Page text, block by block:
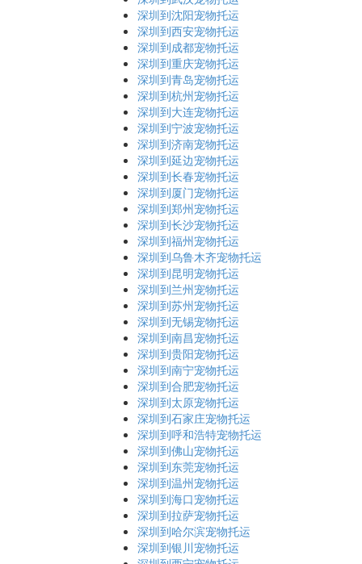
深圳到沈阳宠物托运
深圳到西安宠物托运
深圳到成都宠物托运
深圳到重庆宠物托运
深圳到青岛宠物托运
深圳到杭州宠物托运
深圳到大连宠物托运
深圳到宁波宠物托运
深圳到济南宠物托运
深圳到延边宠物托运
深圳到长春宠物托运
深圳到厦门宠物托运
深圳到郑州宠物托运
深圳到长沙宠物托运
深圳到福州宠物托运
深圳到乌鲁木齐宠物托运
深圳到昆明宠物托运
深圳到兰州宠物托运
深圳到苏州宠物托运
深圳到无锡宠物托运
深圳到南昌宠物托运
深圳到贵阳宠物托运
深圳到南宁宠物托运
深圳到合肥宠物托运
深圳到太原宠物托运
深圳到石家庄宠物托运
深圳到呼和浩特宠物托运
深圳到佛山宠物托运
深圳到东莞宠物托运
深圳到温州宠物托运
深圳到海口宠物托运
深圳到拉萨宠物托运
深圳到哈尔滨宠物托运
深圳到银川宠物托运